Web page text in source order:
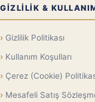
GIZLILIK &
Gizlilik Politikası
Kullanım Koşulları
Çerez (Cookie)
Mesafeli Satış